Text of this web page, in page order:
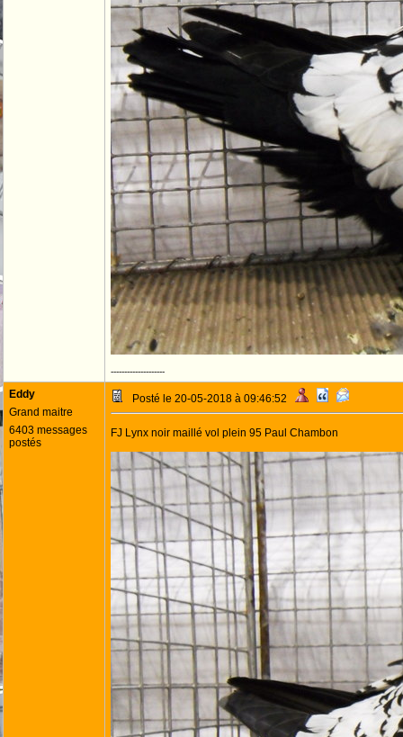
--------------------
Eddy
Grand maitre
6403 messages
postés
Posté le 20-05-2018 à 09:46:52
FJ Lynx noir maillé vol plein 95 Paul Chambon